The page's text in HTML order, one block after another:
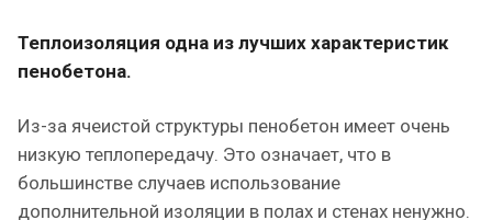
Теплоизоляция одна из лучших характеристик
пенобетона.
Из-за ячеистой структуры пенобетон имеет очень
низкую теплопередачу. Это означает, что в
большинстве случаев использование
дополнительной изоляции в полах и стенах ненужно.